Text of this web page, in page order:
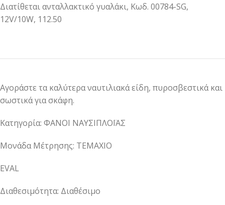
Διατίθεται ανταλλακτικό γυαλάκι, Κωδ. 00784-SG,
12V/10W, 112.50
Αγοράστε τα καλύτερα ναυτιλιακά είδη, πυροσβεστικά και
σωστικά για σκάφη.
Κατηγορία: ΦΑΝΟΙ ΝΑΥΣΙΠΛΟΪΑΣ
Μονάδα Μέτρησης: ΤΕΜΑΧΙΟ
EVAL
Διαθεσιμότητα: Διαθέσιμο